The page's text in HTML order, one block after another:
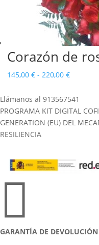
Corazón de
145,00 € - 220,00 €Rango
precios:
desde
145,00 €
Llámanos al 913567541
PROGRAMA KIT DIGITAL
GENERATION (EU) DEL
RESILIENCIA

GARANTÍA DE DEVOLUCIÓN